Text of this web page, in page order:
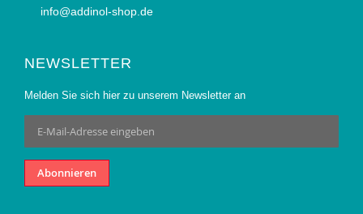
info@addinol-shop.de
NEWSLETTER
Melden Sie sich hier zu unserem Newsletter an
Anmeldung
zum
Newsletter:
Abonnieren